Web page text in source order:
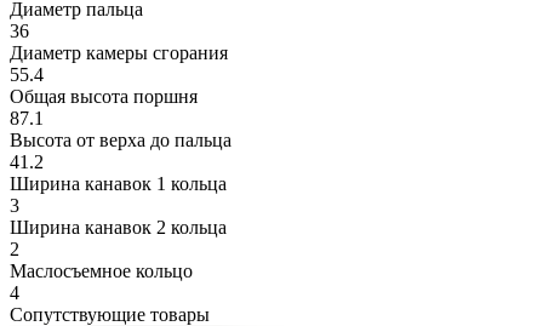
Диаметр пальца
36
Диаметр камеры сгорания
55.4
Общая высота поршня
87.1
Высота от верха до пальца
41.2
Ширина канавок 1 кольца
3
Ширина канавок 2 кольца
2
Маслосъемное кольцо
4
Сопутствующие товары